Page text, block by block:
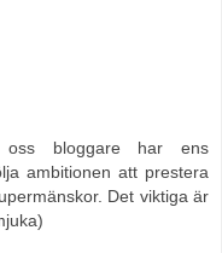
bloggare har ens
ambitionen att prestera
Det viktiga är